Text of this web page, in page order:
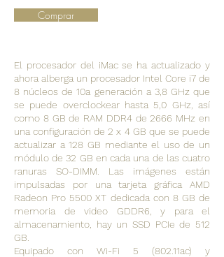
Comprar
El procesador del iMac se ha actualizado y
ahora alberga un procesador Intel Core i7 de
8 núcleos de 10a generación a 3,8 GHz que
se puede overclockear hasta 5,0 GHz, así
como 8 GB de RAM DDR4 de 2666 MHz en
una configuración de 2 x 4 GB que se puede
actualizar a 128 GB mediante el uso de un
módulo de 32 GB en cada una de las cuatro
ranuras SO-DIMM. Las imágenes están
impulsadas por una tarjeta gráfica AMD
Radeon Pro 5500 XT dedicada con 8 GB de
memoria de video GDDR6, y para el
almacenamiento, hay un SSD PCIe de 512
GB.
Equipado con Wi-Fi 5 (802.11ac) y